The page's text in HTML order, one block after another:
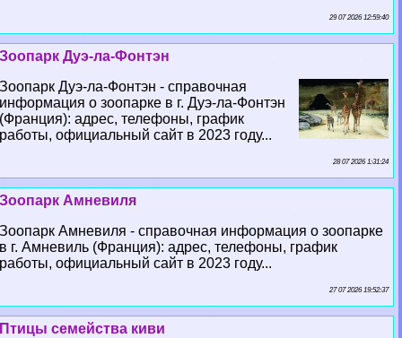
29 07 2026 12:59:40
Зоопарк Дуэ-ла-Фонтэн
Зоопарк Дуэ-ла-Фонтэн - справочная
информация о зоопарке в г. Дуэ-ла-Фонтэн
(Франция): адрес, телефоны, график
работы, официальный сайт в 2023 году...
28 07 2026 1:31:24
Зоопарк Амневиля
Зоопарк Амневиля - справочная информация о зоопарке
в г. Амневиль (Франция): адрес, телефоны, график
работы, официальный сайт в 2023 году...
27 07 2026 19:52:37
Птицы семейства киви